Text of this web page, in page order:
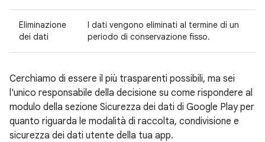
Eliminazione
dei dati
I dati vengono eliminati al termine di un
periodo di conservazione fisso.
Cerchiamo di essere il più trasparenti possibili, ma sei
l'unico responsabile della decisione su come rispondere al
modulo della sezione Sicurezza dei dati di Google Play per
quanto riguarda le modalità di raccolta, condivisione e
sicurezza dei dati utente della tua app.